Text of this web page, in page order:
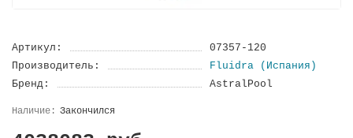
Артикул:
07357-120
Производитель:
Fluidra (Испания)
Бренд:
AstralPool
Закончился